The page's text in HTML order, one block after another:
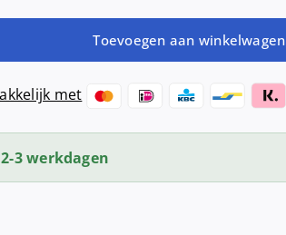
Toevoegen aan winkelwagen
met
2-3 werkdagen